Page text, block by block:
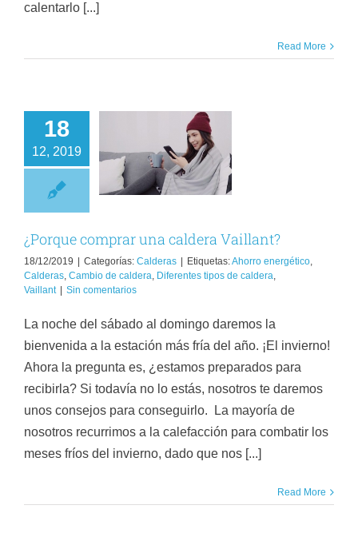
calentarlo [...]
Read More
18
12, 2019
comprar
una caldera
Calderas
¿Porque comprar una caldera Vaillant?
18/12/2019 Categorías: Calderas Etiquetas:Ahorro energético,
Calderas, Cambio de caldera, Diferentes tipos de caldera,
Vaillant
Sin comentarios
La noche del sábado al domingo daremos la
bienvenida a la estación más fría del año. ¡El invierno!
Ahora la pregunta es, ¿estamos preparados para
recibirla? Si todavía no lo estás, nosotros te daremos
unos consejos para conseguirlo. La mayoría de
nosotros recurrimos a la calefacción para combatir los
meses fríos del invierno, dado que nos [...]
Read More